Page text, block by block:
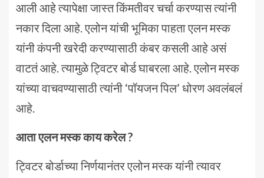
आली आहे त्यापेक्षा जास्त किंमतीवर चर्चा करण्यास त्यांनी
नकार दिला आहे. एलोन यांची भूमिका पाहता एलन मस्क
यांनी कंपनी खरेदी करण्यासाठी कंबर कसली आहे असं
वाटतं आहे. त्यामुळे ट्विटर बोर्ड घाबरला आहे. एलोन मस्क
यांच्या वाचवण्यासाठी त्यांनी ‘पॉयजन पिल’ धोरण अवलंबलं
आहे.
आता एलन मस्क काय करेल ?
ट्विटर बोर्डाच्या निर्णयानंतर एलोन मस्क यांनी त्यावर